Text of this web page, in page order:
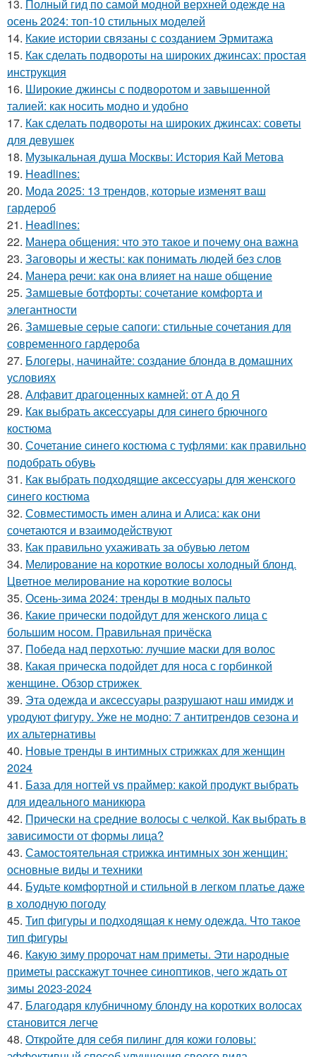
13. Полный гид по самой модной верхней одежде на
осень 2024: топ-10 стильных моделей
14. Какие истории связаны с созданием Эрмитажа
15. Как сделать подвороты на широких джинсах: простая
инструкция
16. Широкие джинсы с подворотом и завышенной
талией: как носить модно и удобно
17. Как сделать подвороты на широких джинсах: советы
для девушек
18. Музыкальная душа Москвы: История Кай Метова
19. Headlines:
20. Мода 2025: 13 трендов, которые изменят ваш
гардероб
21. Headlines:
22. Манера общения: что это такое и почему она важна
23. Заговоры и жесты: как понимать людей без слов
24. Манера речи: как она влияет на наше общение
25. Замшевые ботфорты: сочетание комфорта и
элегантности
26. Замшевые серые сапоги: стильные сочетания для
современного гардероба
27. Блогеры, начинайте: создание блонда в домашних
условиях
28. Алфавит драгоценных камней: от А до Я
29. Как выбрать аксессуары для синего брючного
костюма
30. Сочетание синего костюма с туфлями: как правильно
подобрать обувь
31. Как выбрать подходящие аксессуары для женского
синего костюма
32. Совместимость имен алина и Алиса: как они
сочетаются и взаимодействуют
33. Как правильно ухаживать за обувью летом
34. Мелирование на короткие волосы холодный блонд.
Цветное мелирование на короткие волосы
35. Осень-зима 2024: тренды в модных пальто
36. Какие прически подойдут для женского лица с
большим носом. Правильная причёска
37. Победа над перхотью: лучшие маски для волос
38. Какая прическа подойдет для носа с горбинкой
женщине. Обзор стрижек
39. Эта одежда и аксессуары разрушают наш имидж и
уродуют фигуру. Уже не модно: 7 антитрендов сезона и
их альтернативы
40. Новые тренды в интимных стрижках для женщин
2024
41. База для ногтей vs праймер: какой продукт выбрать
для идеального маникюра
42. Прически на средние волосы с челкой. Как выбрать в
зависимости от формы лица?
43. Самостоятельная стрижка интимных зон женщин:
основные виды и техники
44. Будьте комфортной и стильной в легком платье даже
в холодную погоду
45. Тип фигуры и подходящая к нему одежда. Что такое
тип фигуры
46. Какую зиму пророчат нам приметы. Эти народные
приметы расскажут точнее синоптиков, чего ждать от
зимы 2023-2024
47. Благодаря клубничному блонду на коротких волосах
становится легче
48. Откройте для себя пилинг для кожи головы: